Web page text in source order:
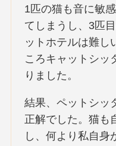
1匹の猫も音に敏
てしまうし、3匹
ットホテルは難し
ころキャットシッ
りました。
結果、ペットシッ
正解でした。猫も
し、何より私自身